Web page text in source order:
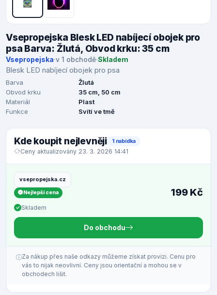
Vsepropejska Blesk LED nabíjecí obojek pro
psa Barva: Žlutá, Obvod krku: 35 cm
Vsepropejska·v 1 obchodě·Skladem
Blesk LED nabíjecí obojek pro psa
Barva
Žlutá
Obvod krku
35 cm, 50 cm
Materiál
Plast
Funkce
Svítí ve tmě
Kde koupit nejlevněji 1 nabídka
Ceny aktualizovány 23. 3. 2026 14:41
vsepropejska.cz
Nejlepší cena
Skladem
199 Kč
Do obchodu
Za nákup přes naše odkazy můžeme získat provizi. Cenu pro
vás to nijak neovlivní. Ceny jsou orientační a mohou se v
obchodech lišit.